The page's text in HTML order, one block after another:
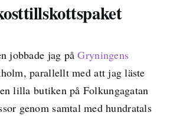
jobbade jag påGryningens
parallellt med att jag läste
lilla butiken på Folkungagatan
genom samtal med hundratals